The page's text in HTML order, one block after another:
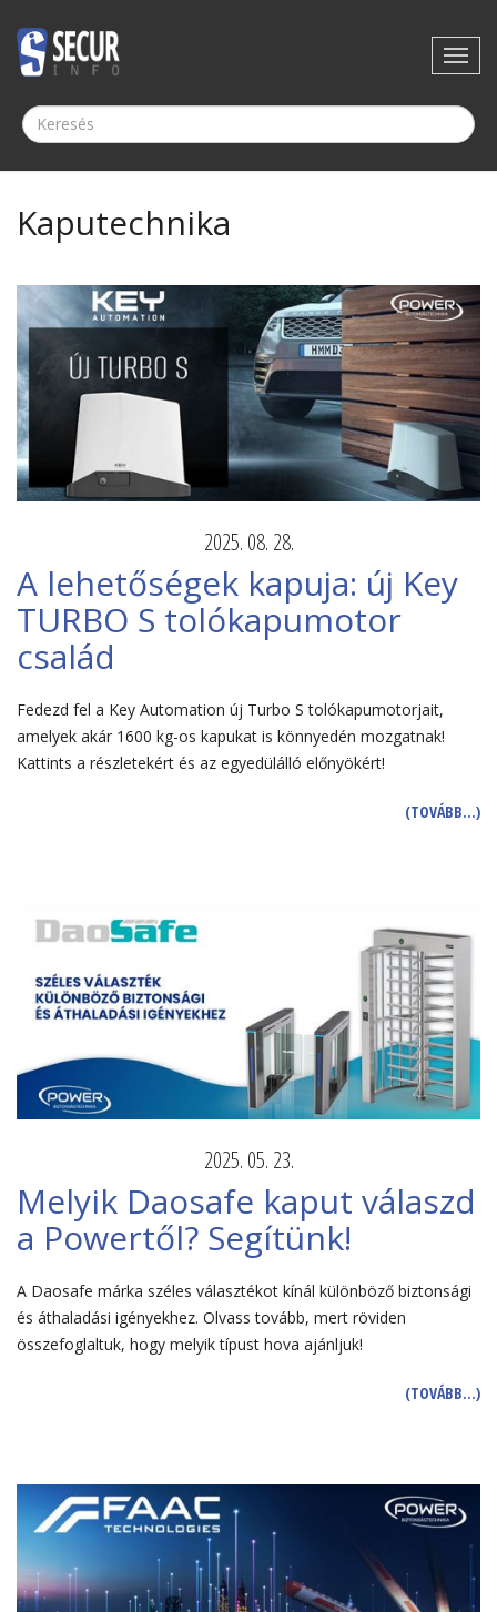
Kaputechnika
2025. 08. 28.
A lehetőségek kapuja: új Key
TURBO S tolókapumotor
család
Fedezd fel a Key Automation új Turbo S tolókapumotorjait,
amelyek akár 1600 kg-os kapukat is könnyedén mozgatnak!
Kattints a részletekért és az egyedülálló előnyökért!
(TOVÁBB…)
2025. 05. 23.
Melyik Daosafe kaput válaszd
a Powertől? Segítünk!
A Daosafe márka széles választékot kínál különböző biztonsági
és áthaladási igényekhez. Olvass tovább, mert röviden
összefoglaltuk, hogy melyik típust hova ajánljuk!
(TOVÁBB…)